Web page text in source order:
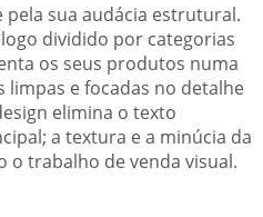
pela sua audácia estrutural.
dividido por categorias
os seus produtos numa
limpas e focadas no detalhe
elimina o texto
a textura e a minúcia da
o trabalho de venda visual.